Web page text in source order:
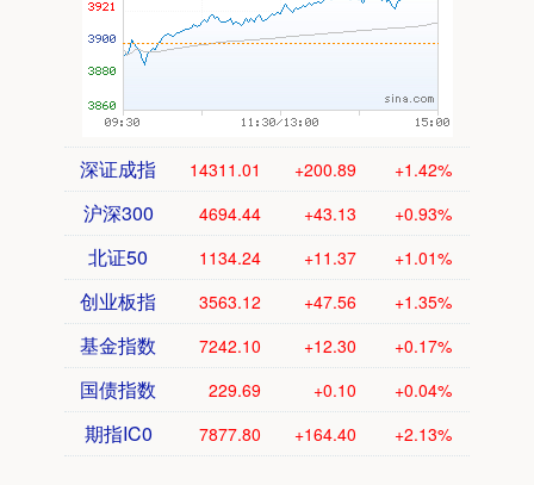
深证成指 14311.01 +200.89 +1.42%
沪深300 4694.44 +43.13 +0.93%
北证50 1134.24 +11.37 +1.01%
创业板指 3563.12 +47.56 +1.35%
基金指数 7242.10 +12.30 +0.17%
国债指数 229.69 +0.10 +0.04%
期指IC0 7877.80 +164.40 +2.13%